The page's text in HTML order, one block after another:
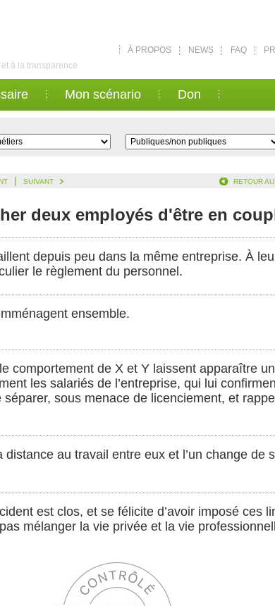
à la transparence
À PROPOS NEWS FAQ
Mon scénario Don
| SUIVANT RETOUR
deux employés d'être en
depuis peu dans la même entreprise. À
le règlement du personnel.
ensemble.
comportement de X et Y laissent apparaître
les salariés de l’entreprise, qui lui
sous menace de licenciement, et
au travail entre eux et l’un change de
est clos, et se félicite d’avoir imposé ces
mélanger la vie privée et la vie